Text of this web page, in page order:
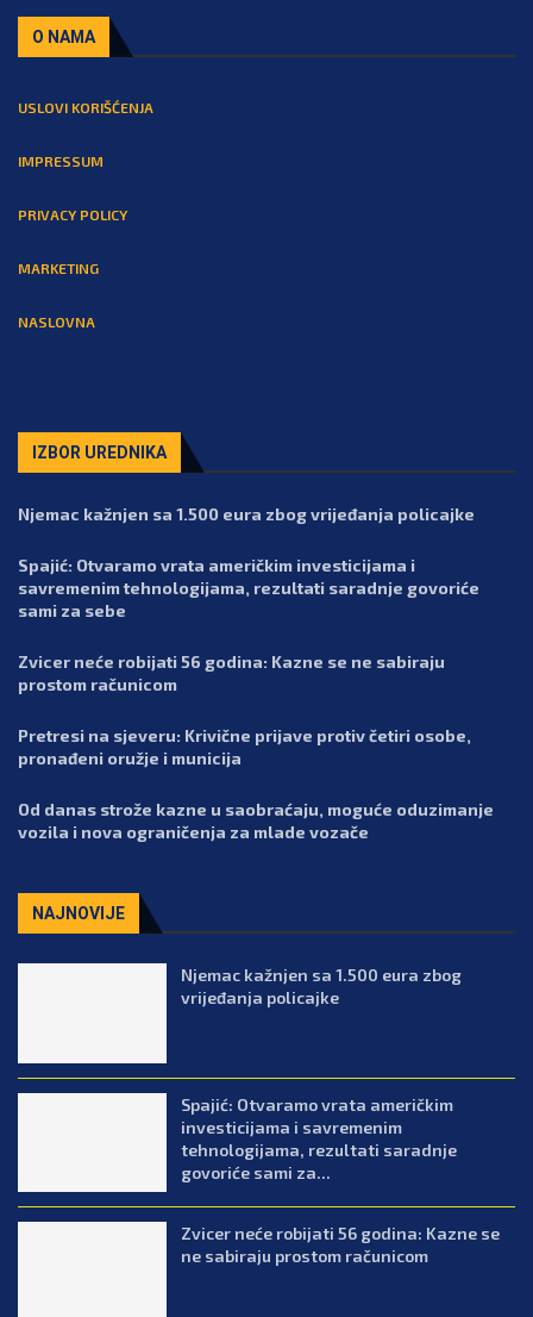
O NAMA
USLOVI KORIŠĆENJA
IMPRESSUM
PRIVACY POLICY
MARKETING
NASLOVNA
IZBOR UREDNIKA
Njemac kažnjen sa 1.500 eura zbog vrijeđanja policajke
Spajić: Otvaramo vrata američkim investicijama i
savremenim tehnologijama, rezultati saradnje govoriće
sami za sebe
Zvicer neće robijati 56 godina: Kazne se ne sabiraju
prostom računicom
Pretresi na sjeveru: Krivične prijave protiv četiri osobe,
pronađeni oružje i municija
Od danas strože kazne u saobraćaju, moguće oduzimanje
vozila i nova ograničenja za mlade vozače
NAJNOVIJE
Njemac kažnjen sa 1.500 eura zbog
vrijeđanja policajke
Spajić: Otvaramo vrata američkim
investicijama i savremenim
tehnologijama, rezultati saradnje
govoriće sami za...
Zvicer neće robijati 56 godina: Kazne se
ne sabiraju prostom računicom